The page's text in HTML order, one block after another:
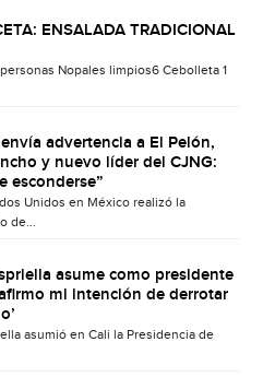
ENSALADA TRADICIONAL
Nopales limpios6 Cebolleta 1
advertencia a El Pelón,
y nuevo líder del CJNG:
esconderse”
Unidos en México realizó la
de...
asume como presidente
mi intención de derrotar
asumió en Cali la Presidencia de